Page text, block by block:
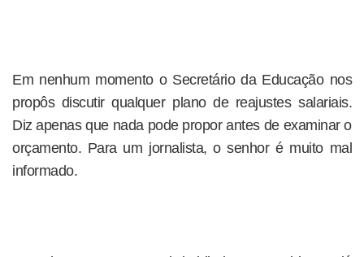
Em nenhum momento o Secretário da Educação nos
propôs discutir qualquer plano de reajustes salariais.
Diz apenas que nada pode propor antes de examinar o
orçamento. Para um jornalista, o senhor é muito mal
informado.